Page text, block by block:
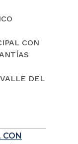
CON
DEL
CON